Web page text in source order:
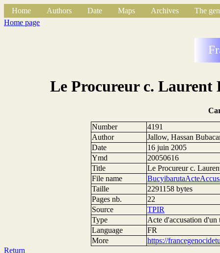
Home Authors Date Maps Archives
The
Home page
Le Procureur c. Laurent
Number
4191
Author
Jallow, Hassan
Date
16 juin 2005
Ymd
20050616
Title
Le Procureur c.
File name
Taille
2291158 bytes
Pages nb.
22
Source
TPIR
Type
Acte d'accusation d'un
Language
FR
More
https://
Return